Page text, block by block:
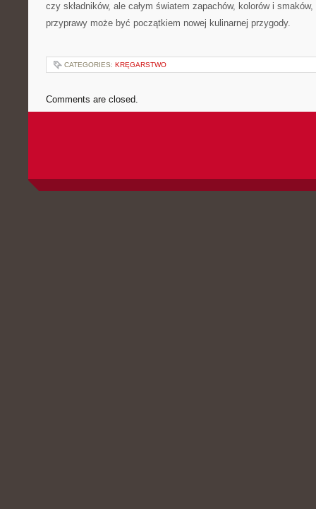
czy składników, ale całym światem zapachów, kolorów i
przyprawy może być początkiem nowej kulinarnej przygody.
CATEGORIES: KRĘGARSTWO
Comments are closed.